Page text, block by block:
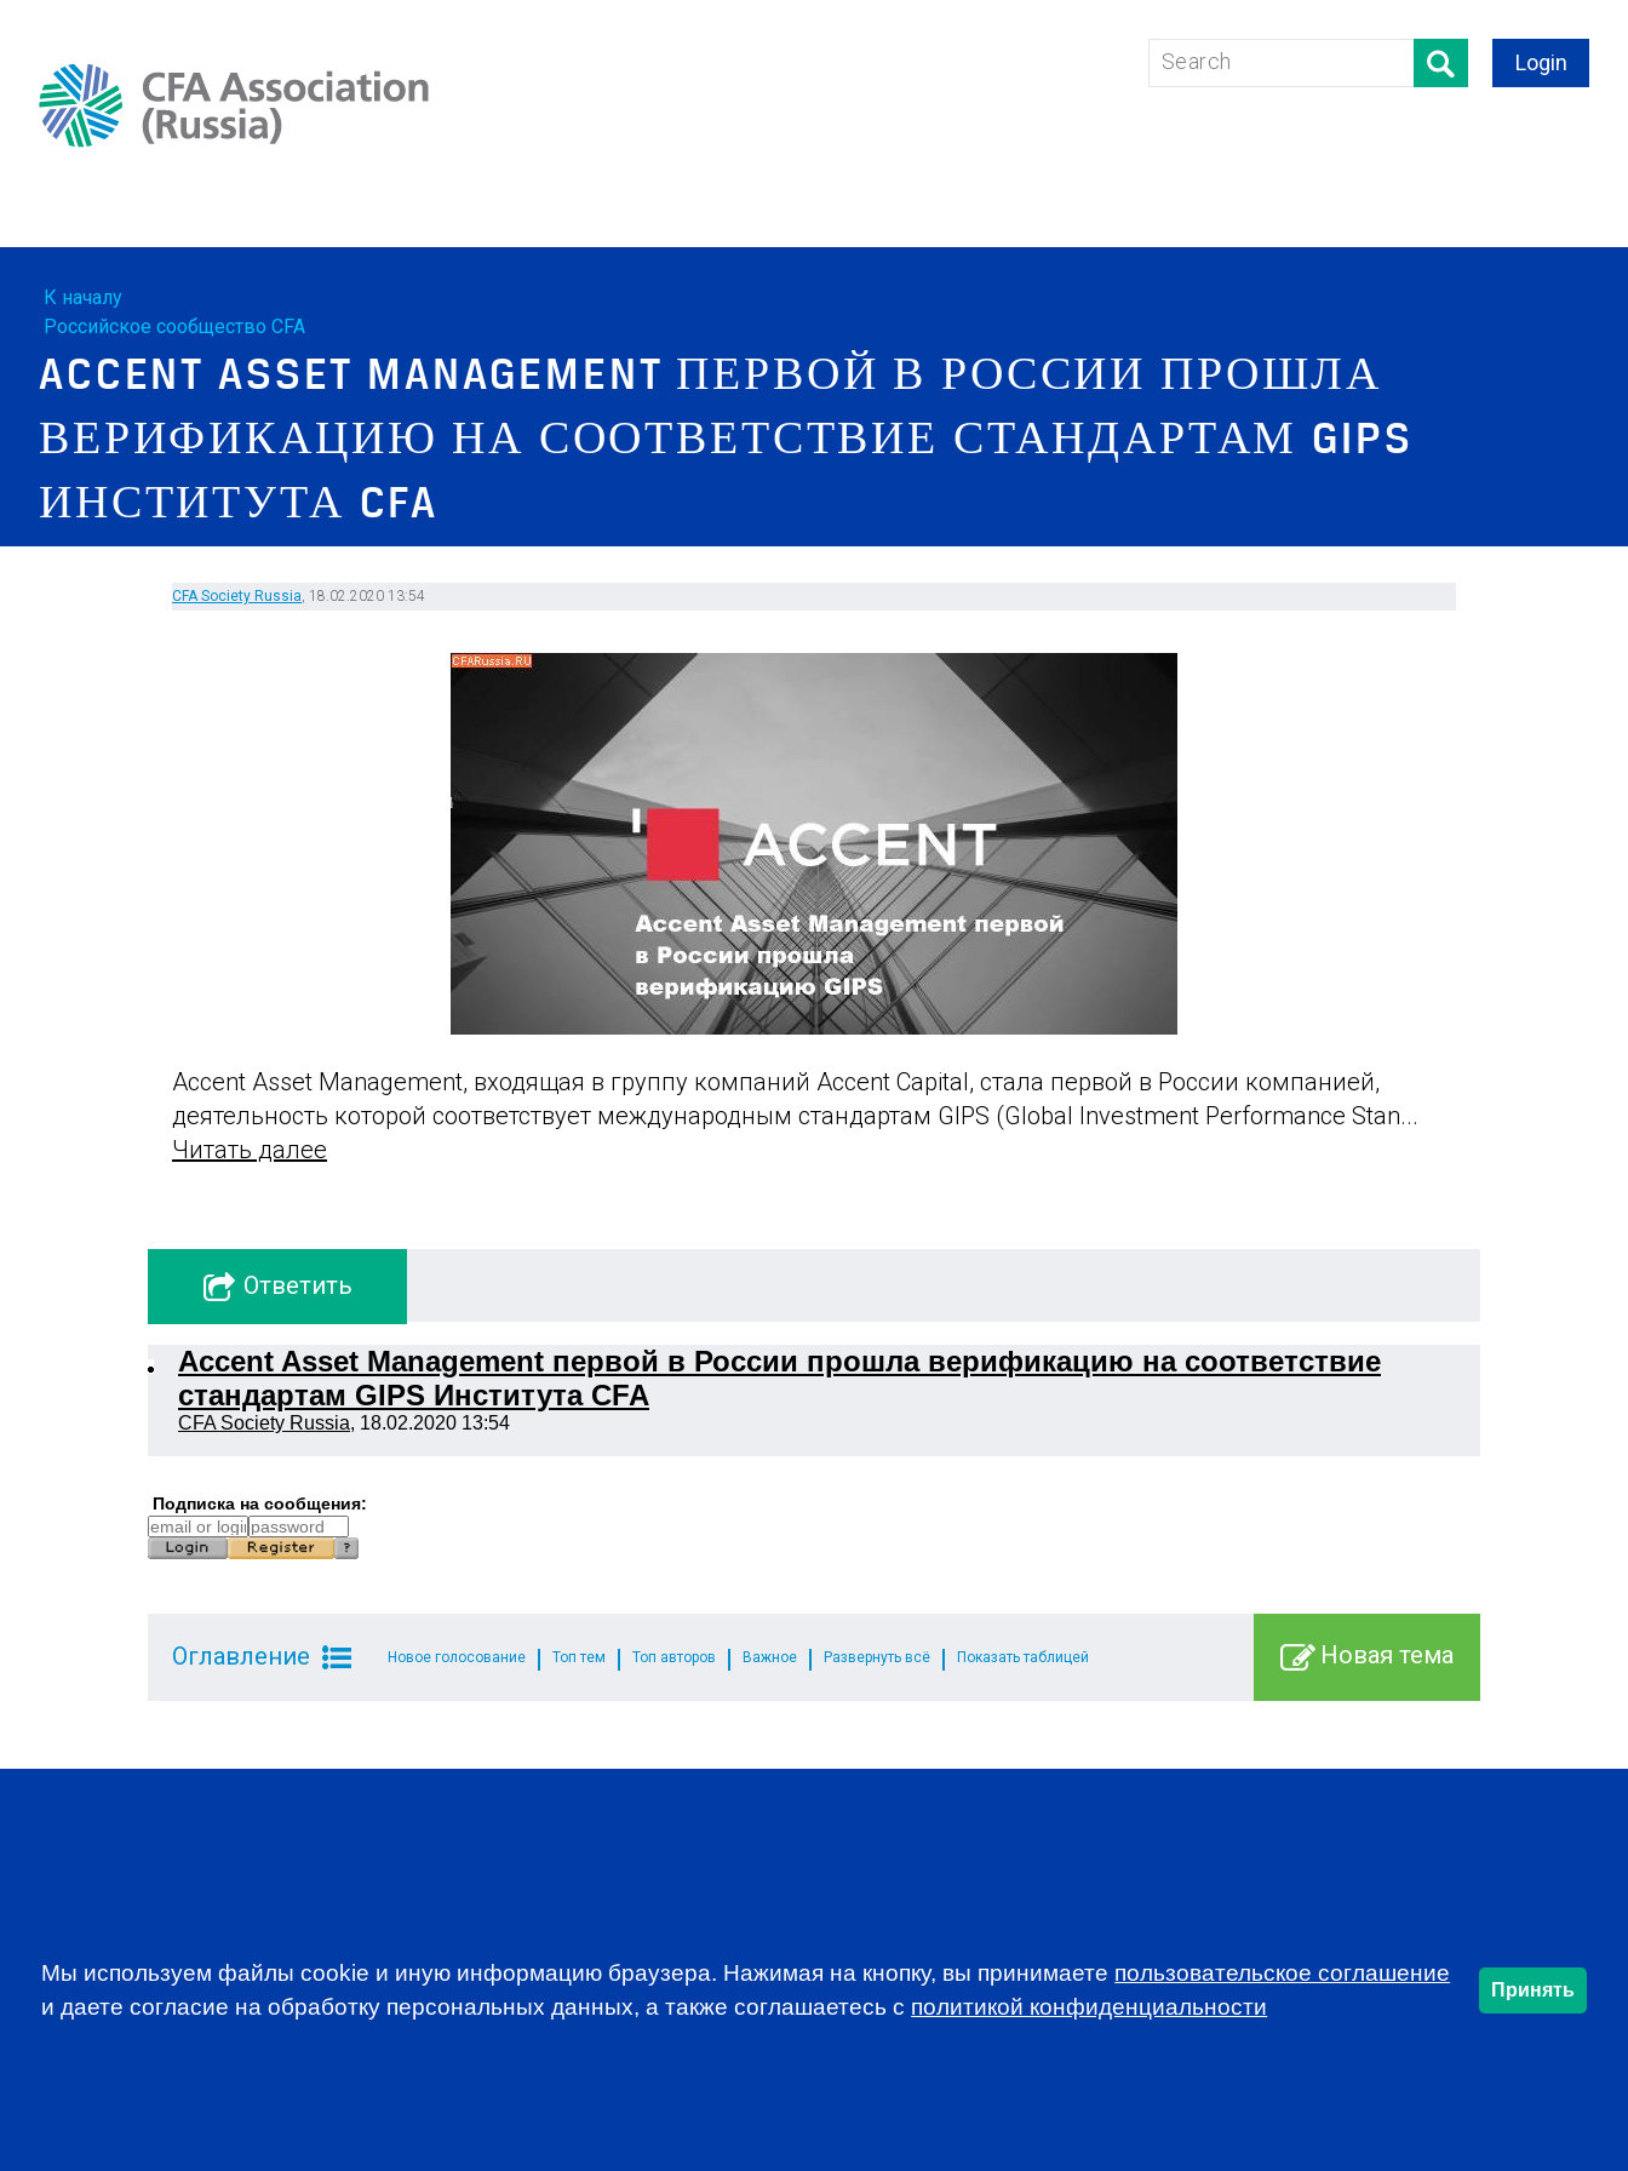
Login
К началу
Российское сообщество CFA
ACCENT ASSET MANAGEMENT ПЕРВОЙ В РОССИИ ПРОШЛА
ВЕРИФИКАЦИЮ НА СООТВЕТСТВИЕ СТАНДАРТАМ GIPS
ИНСТИТУТА CFA
CFA Society Russia, 18.02.2020 13:54
Accent Asset Management, входящая в группу компаний Accent Capital, стала первой в России компанией,
деятельность которой соответствует международным стандартам GIPS (Global Investment Performance Stan...
Читать далее
Oтветить
Accent Asset Management первой в России прошла верификацию на соответствие
стандартам GIPS Института CFA
CFA Society Russia, 18.02.2020 13:54
Подписка на сообщения:
Оглавление Новое голосование Топ тем Топ авторов Важное Развернуть всё Показать таблицей Новая тема
programms
Мы используем файлы cookie и иную информацию браузера. Нажимая на кнопку, вы принимаете пользовательское соглашение
и даете согласие на обработку персональных данных, а также соглашаетесь c политикой конфиденциальности
Принять